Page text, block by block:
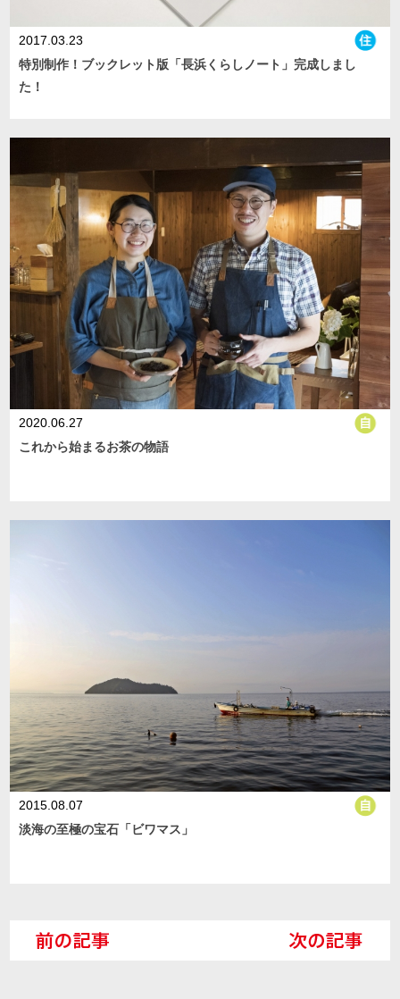
2017.03.23
特別制作！ブックレット版「長浜くらしノート」完成しまし
た！
2020.06.27
これから始まるお茶の物語
2015.08.07
淡海の至極の宝石「ビワマス」